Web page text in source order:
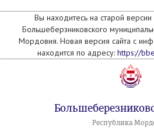
Вы находитесь на старой
Большеберзниковского
Мордовия. Новая версия сайта с
находится по адресу: https://
Республика